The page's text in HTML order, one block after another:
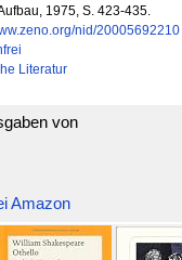
1975, S. 423-435.
nid/20005692210
Literatur
von
Amazon